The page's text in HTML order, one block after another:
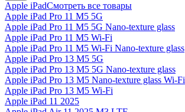
Apple iPadСмотреть все товары
Apple iPad Pro 11 M5 5G
Apple iPad Pro 11 M5 5G Nano-texture glass
Apple iPad Pro 11 M5 Wi-Fi
Apple iPad Pro 11 M5 Wi-Fi Nano-texture glass
Apple iPad Pro 13 M5 5G
Apple iPad Pro 13 M5 5G Nano-texture glass
Apple iPad Pro 13 M5 Nano-texture glass Wi-Fi
Apple iPad Pro 13 M5 Wi-Fi
Apple iPad 11 2025